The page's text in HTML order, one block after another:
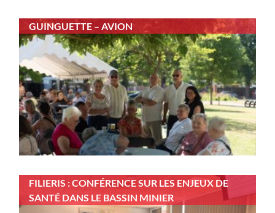
GUINGUETTE – AVION
FILIERIS : CONFÉRENCE SUR LES ENJEUX DE
SANTÉ DANS LE BASSIN MINIER